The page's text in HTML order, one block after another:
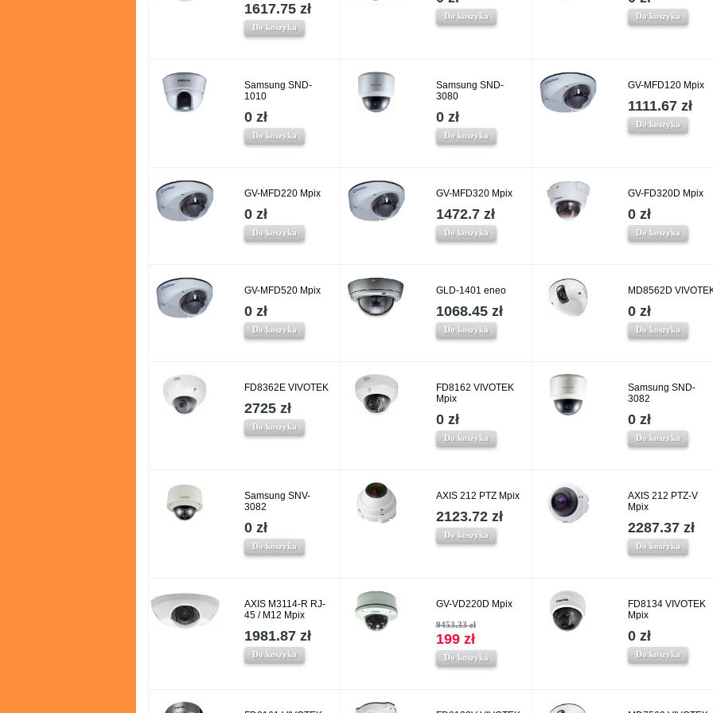
1617.75 zł
Do koszyka
Do koszyka Do koszyka
Samsung SND-
1010
0 zł
Do koszyka
Samsung SND-
3080
0 zł
Do koszyka
GV-MFD120 Mpix
1111.67 zł
Do koszyka
GV-MFD220 Mpix
0 zł
Do koszyka
GV-MFD320 Mpix
1472.7 zł
Do koszyka
GV-FD320D Mpix
0 zł
Do koszyka
GV-MFD520 Mpix
0 zł
Do koszyka
GLD-1401 eneo
1068.45 zł
Do koszyka
MD8562D
0 zł
Do koszyka
FD8362E VIVOTEK
2725 zł
Do koszyka
FD8162 VIVOTEK
Mpix
0 zł
Do koszyka
Samsung SND-
3082
0 zł
Do koszyka
Samsung SNV-
3082
0 zł
Do koszyka
AXIS 212 PTZ Mpix
2123.72 zł
Do koszyka
AXIS 212 PTZ-V
Mpix
2287.37 zł
Do koszyka
AXIS M3114-R RJ-
45 / M12 Mpix
1981.87 zł
Do koszyka
GV-VD220D Mpix
9453.33 zł
199 zł
Do koszyka
FD8134 VIVOTEK
Mpix
0 zł
Do koszyka